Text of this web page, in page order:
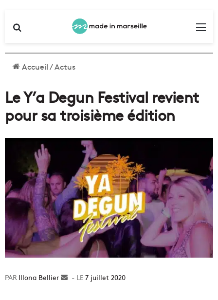
Accueil/Actus
Le Y’a Degun Festival revient
pour sa troisième édition
Illona Bellier
Envoyer7 juillet 2020